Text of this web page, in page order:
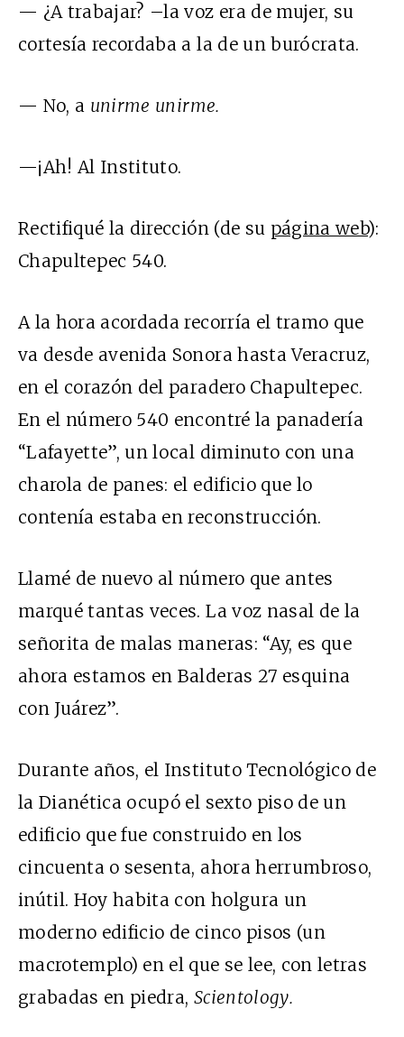
— ¿A trabajar? –la voz era de mujer, su
cortesía recordaba a la de un burócrata.
— No, a unirme unirme.
—¡Ah! Al Instituto.
Rectifiqué la dirección (de su página web):
Chapultepec 540.
A la hora acordada recorría el tramo que
va desde avenida Sonora hasta Veracruz,
en el corazón del paradero Chapultepec.
En el número 540 encontré la panadería
“Lafayette”, un local diminuto con una
charola de panes: el edificio que lo
contenía estaba en reconstrucción.
Llamé de nuevo al número que antes
marqué tantas veces. La voz nasal de la
señorita de malas maneras: “Ay, es que
ahora estamos en Balderas 27 esquina
con Juárez”.
Durante años, el Instituto Tecnológico de
la Dianética ocupó el sexto piso de un
edificio que fue construido en los
cincuenta o sesenta, ahora herrumbroso,
inútil. Hoy habita con holgura un
moderno edificio de cinco pisos (un
macrotemplo) en el que se lee, con letras
grabadas en piedra, Scientology.